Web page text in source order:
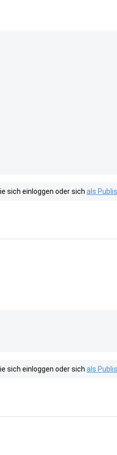
sich einloggen oder sich als
sich einloggen oder sich als